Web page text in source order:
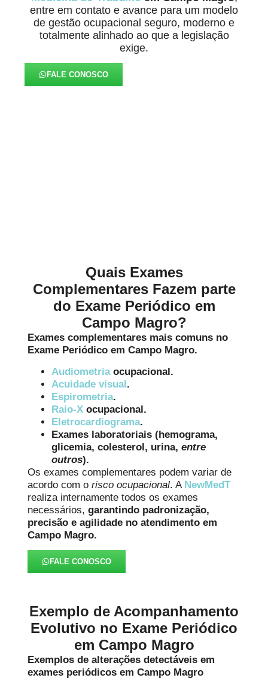
entre em contato e avance para um modelo
de gestão ocupacional seguro, moderno e
totalmente alinhado ao que a legislação
exige.
FALE CONOSCO
Quais Exames
Complementares Fazem parte
do Exame Periódico em
Campo Magro?
Exames complementares mais comuns no
Exame Periódico em Campo Magro.
Audiometriaocupacional.
Acuidade visual.
Espirometria.
Raio-X ocupacional.
Eletrocardiograma.
Exames laboratoriais (hemograma,
glicemia, colesterol, urina,entre
outros).
Os exames complementares podem variar de
acordo com orisco ocupacional. A NewMedT
realiza internamente todos os exames
necessários,garantindo padronização,
precisão e agilidade no atendimento em
Campo Magro.
FALE CONOSCO
Exemplo de Acompanhamento
Evolutivo no Exame Periódico
em Campo Magro
Exemplos de alterações detectáveis em
exames periódicos em Campo Magro